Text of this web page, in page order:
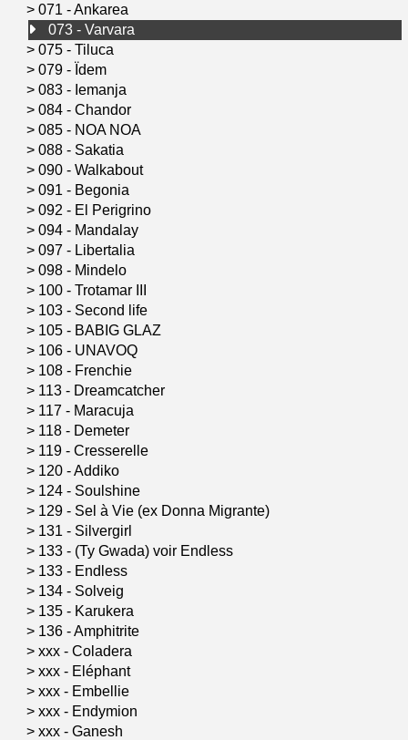
> 071 - Ankarea
073 - Varvara
> 075 - Tiluca
> 079 - Ïdem
> 083 - Iemanja
> 084 - Chandor
> 085 - NOA NOA
> 088 - Sakatia
> 090 - Walkabout
> 091 - Begonia
> 092 - El Perigrino
> 094 - Mandalay
> 097 - Libertalia
> 098 - Mindelo
> 100 - Trotamar III
> 103 - Second life
> 105 - BABIG GLAZ
> 106 - UNAVOQ
> 108 - Frenchie
> 113 - Dreamcatcher
> 117 - Maracuja
> 118 - Demeter
> 119 - Cresserelle
> 120 - Addiko
> 124 - Soulshine
> 129 - Sel à Vie (ex Donna Migrante)
> 131 - Silvergirl
> 133 - (Ty Gwada) voir Endless
> 133 - Endless
> 134 - Solveig
> 135 - Karukera
> 136 - Amphitrite
> xxx - Coladera
> xxx - Eléphant
> xxx - Embellie
> xxx - Endymion
> xxx - Ganesh